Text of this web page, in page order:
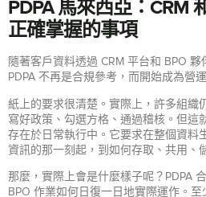
PDPA 馬來西亞：CRM
正確掌握的事項
隨著客戶資料透過 CRM 平台和 BPO
PDPA 不再是合規參考，而開始成為營
紙上的要求很清楚。實際上，許多組織
寫好政策、勾選方格、通過稽核。但這
存在於日常執行中。它要求在整個資料
資訊的那一刻起，到如何存取、共用、
那麼，實際上會是什麼樣子呢？PDPA
BPO 作業如何日復一日地實際運作。至